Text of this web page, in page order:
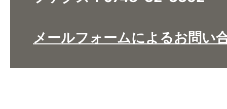
メールフォームによるお問い